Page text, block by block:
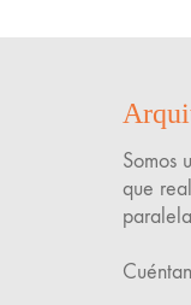
Somos
que